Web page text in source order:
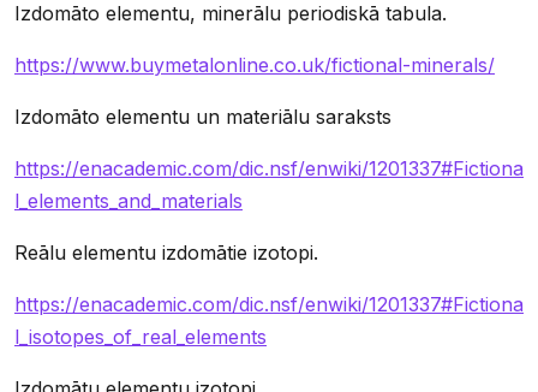
Izdomāto elementu, minerālu periodiskā tabula.
https://www.buymetalonline.co.uk/fictional-minerals/
Izdomāto elementu un materiālu saraksts
https://enacademic.com/dic.nsf/enwiki/1201337#Fictiona
l_elements_and_materials
Reālu elementu izdomātie izotopi.
https://enacademic.com/dic.nsf/enwiki/1201337#Fictiona
l_isotopes_of_real_elements